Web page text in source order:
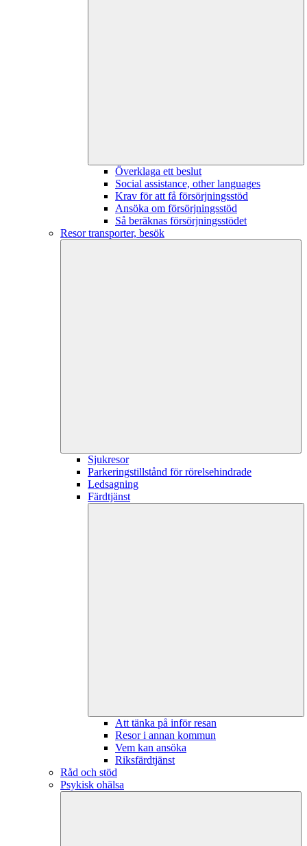
Överklaga ett beslut
Social assistance, other languages
Krav för att få försörjningsstöd
Ansöka om försörjningsstöd
Så beräknas försörjningsstödet
Resor transporter, besök
Sjukresor
Parkeringstillstånd för rörelsehindrade
Ledsagning
Färdtjänst
Att tänka på inför resan
Resor i annan kommun
Vem kan ansöka
Riksfärdtjänst
Råd och stöd
Psykisk ohälsa